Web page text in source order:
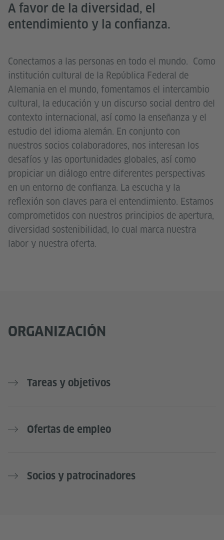
A favor de la diversidad, el
entendimiento y la confianza.
Conectamos a las personas en todo el mundo. Como
institución cultural de la República Federal de
Alemania en el mundo, fomentamos el intercambio
cultural, la educación y un discurso social dentro del
contexto internacional, así como la enseñanza y el
estudio del idioma alemán. En conjunto con
nuestros socios colaboradores, nos interesan los
desafíos y las oportunidades globales, así como
propiciar un diálogo entre diferentes perspectivas
en un entorno de confianza. La escucha y la
reflexión son claves para el entendimiento. Estamos
comprometidos con nuestros principios de apertura,
diversidad sostenibilidad, lo cual marca nuestra
labor y nuestra oferta.
ORGANIZACIÓN
Tareas y objetivos
Ofertas de empleo
Socios y patrocinadores